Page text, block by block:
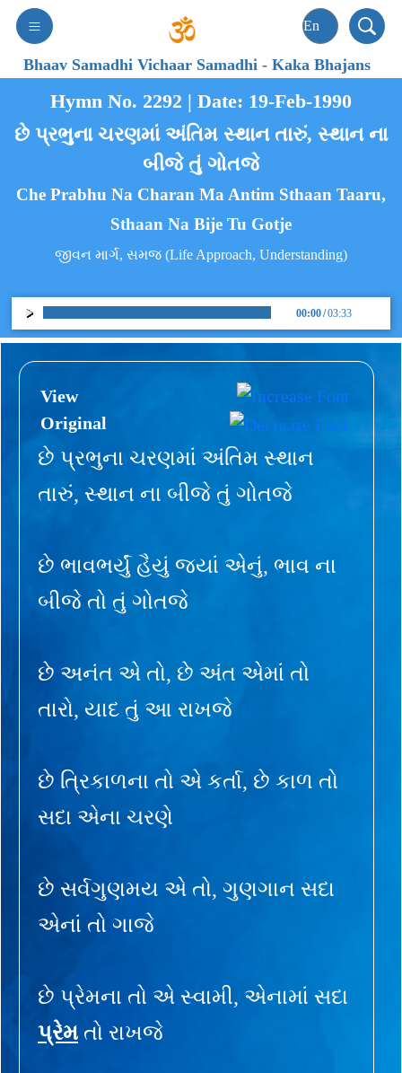
Bhaav Samadhi Vichaar Samadhi-Kaka Bhajans
Hymn No. 2292 | Date: 19-Feb-1990
છે પ્રભુના ચરણમાં અંતિમ સ્થાન તારું, સ્થાન ના
બીજે તું ગોતજે
Che Prabhu Na Charan Ma Antim Sthaan Taaru,
Sthaan Na Bije Tu Gotje
જીવન માર્ગ, સમજ (Life Approach, Understanding)
00:00/03:33
View
Original
છે પ્રભુના ચરણમાં અંતિમ સ્થાન
તારું, સ્થાન ના બીજે તું ગોતજે
છે ભાવભર્યું હૈયું જ્યાં એનું, ભાવ ના
બીજે તો તું ગોતજે
છે અનંત એ તો, છે અંત એમાં તો
તારો, યાદ તું આ રાખજે
છે ત્રિકાળના તો એ કર્તા, છે કાળ તો
સદા એના ચરણે
છે સર્વગુણમય એ તો, ગુણગાન સદા
એનાં તો ગાજે
છે પ્રેમના તો એ સ્વામી, એનામાં સદા
પ્રેમ તો રાખજે